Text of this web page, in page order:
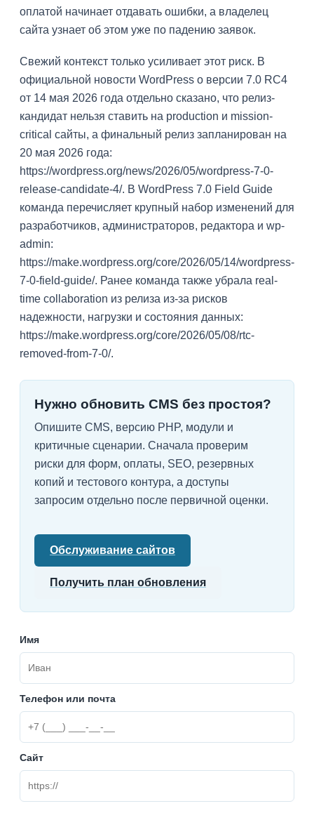
оплатой начинает отдавать ошибки, а владелец
сайта узнает об этом уже по падению заявок.
Свежий контекст только усиливает этот риск. В
официальной новости WordPress о версии 7.0 RC4
от 14 мая 2026 года отдельно сказано, что релиз-
кандидат нельзя ставить на production и mission-
critical сайты, а финальный релиз запланирован на
20 мая 2026 года:
https://wordpress.org/news/2026/05/wordpress-7-0-
release-candidate-4/. В WordPress 7.0 Field Guide
команда перечисляет крупный набор изменений для
разработчиков, администраторов, редактора и wp-
admin:
https://make.wordpress.org/core/2026/05/14/wordpress-
7-0-field-guide/. Ранее команда также убрала real-
time collaboration из релиза из-за рисков
надежности, нагрузки и состояния данных:
https://make.wordpress.org/core/2026/05/08/rtc-
removed-from-7-0/.
Нужно обновить CMS без простоя?
Опишите CMS, версию PHP, модули и
критичные сценарии. Сначала проверим
риски для форм, оплаты, SEO, резервных
копий и тестового контура, а доступы
запросим отдельно после первичной оценки.
Обслуживание сайтов
Получить план обновления
Имя
Телефон или почта
Сайт